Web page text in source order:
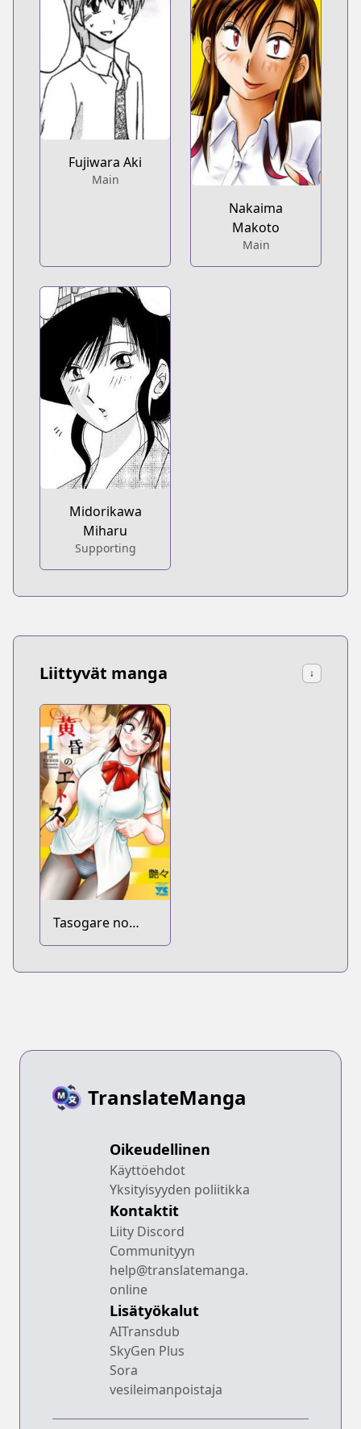
Fujiwara Aki
Main
Nakaima
Makoto
Main
Midorikawa
Miharu
Supporting
Liittyvät manga ↓
Tasogare no
Ethos
TranslateManga
Oikeudellinen
Käyttöehdot
Yksityisyyden poliitikka
Kontaktit
Liity Discord
Communityyn
help@translatemanga.
online
Lisätyökalut
AITransdub
SkyGen Plus
Sora
vesileimanpoistaja